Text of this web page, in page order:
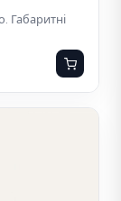
Габаритні